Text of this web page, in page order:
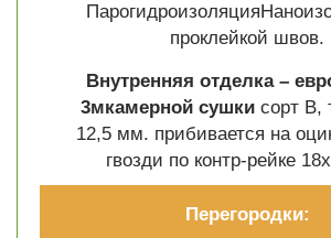
проклейкой швов.
Внутренняя отделка –
3мкамерной сушкисорт В,
12,5 мм. прибивается на
гвозди по контр-рейке
Перегородки: